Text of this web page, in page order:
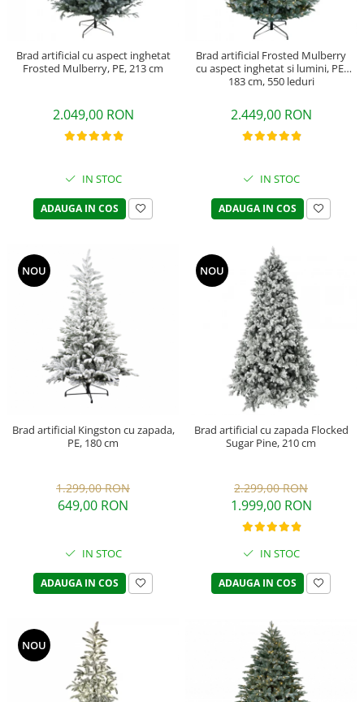
Brad artificial cu aspect inghetat
Frosted Mulberry, PE, 213 cm
2.049,00 RON
IN STOC
ADAUGA IN COS
Brad artificial Frosted Mulberry
cu aspect inghetat si lumini, PE,
183 cm, 550 leduri
2.449,00 RON
IN STOC
ADAUGA IN COS
NOU
Brad artificial Kingston cu zapada,
PE, 180 cm
1.299,00 RON
649,00 RON
IN STOC
ADAUGA IN COS
NOU
Brad artificial cu zapada Flocked
Sugar Pine, 210 cm
2.299,00 RON
1.999,00 RON
IN STOC
ADAUGA IN COS
NOU